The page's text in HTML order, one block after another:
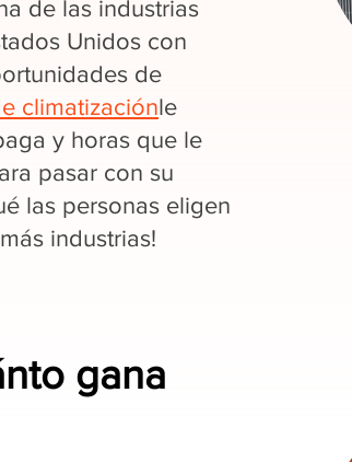
de las industrias
Unidos con
de
climatizaciónle
y horas que le
pasar con su
las personas eligen
industrias!
gana